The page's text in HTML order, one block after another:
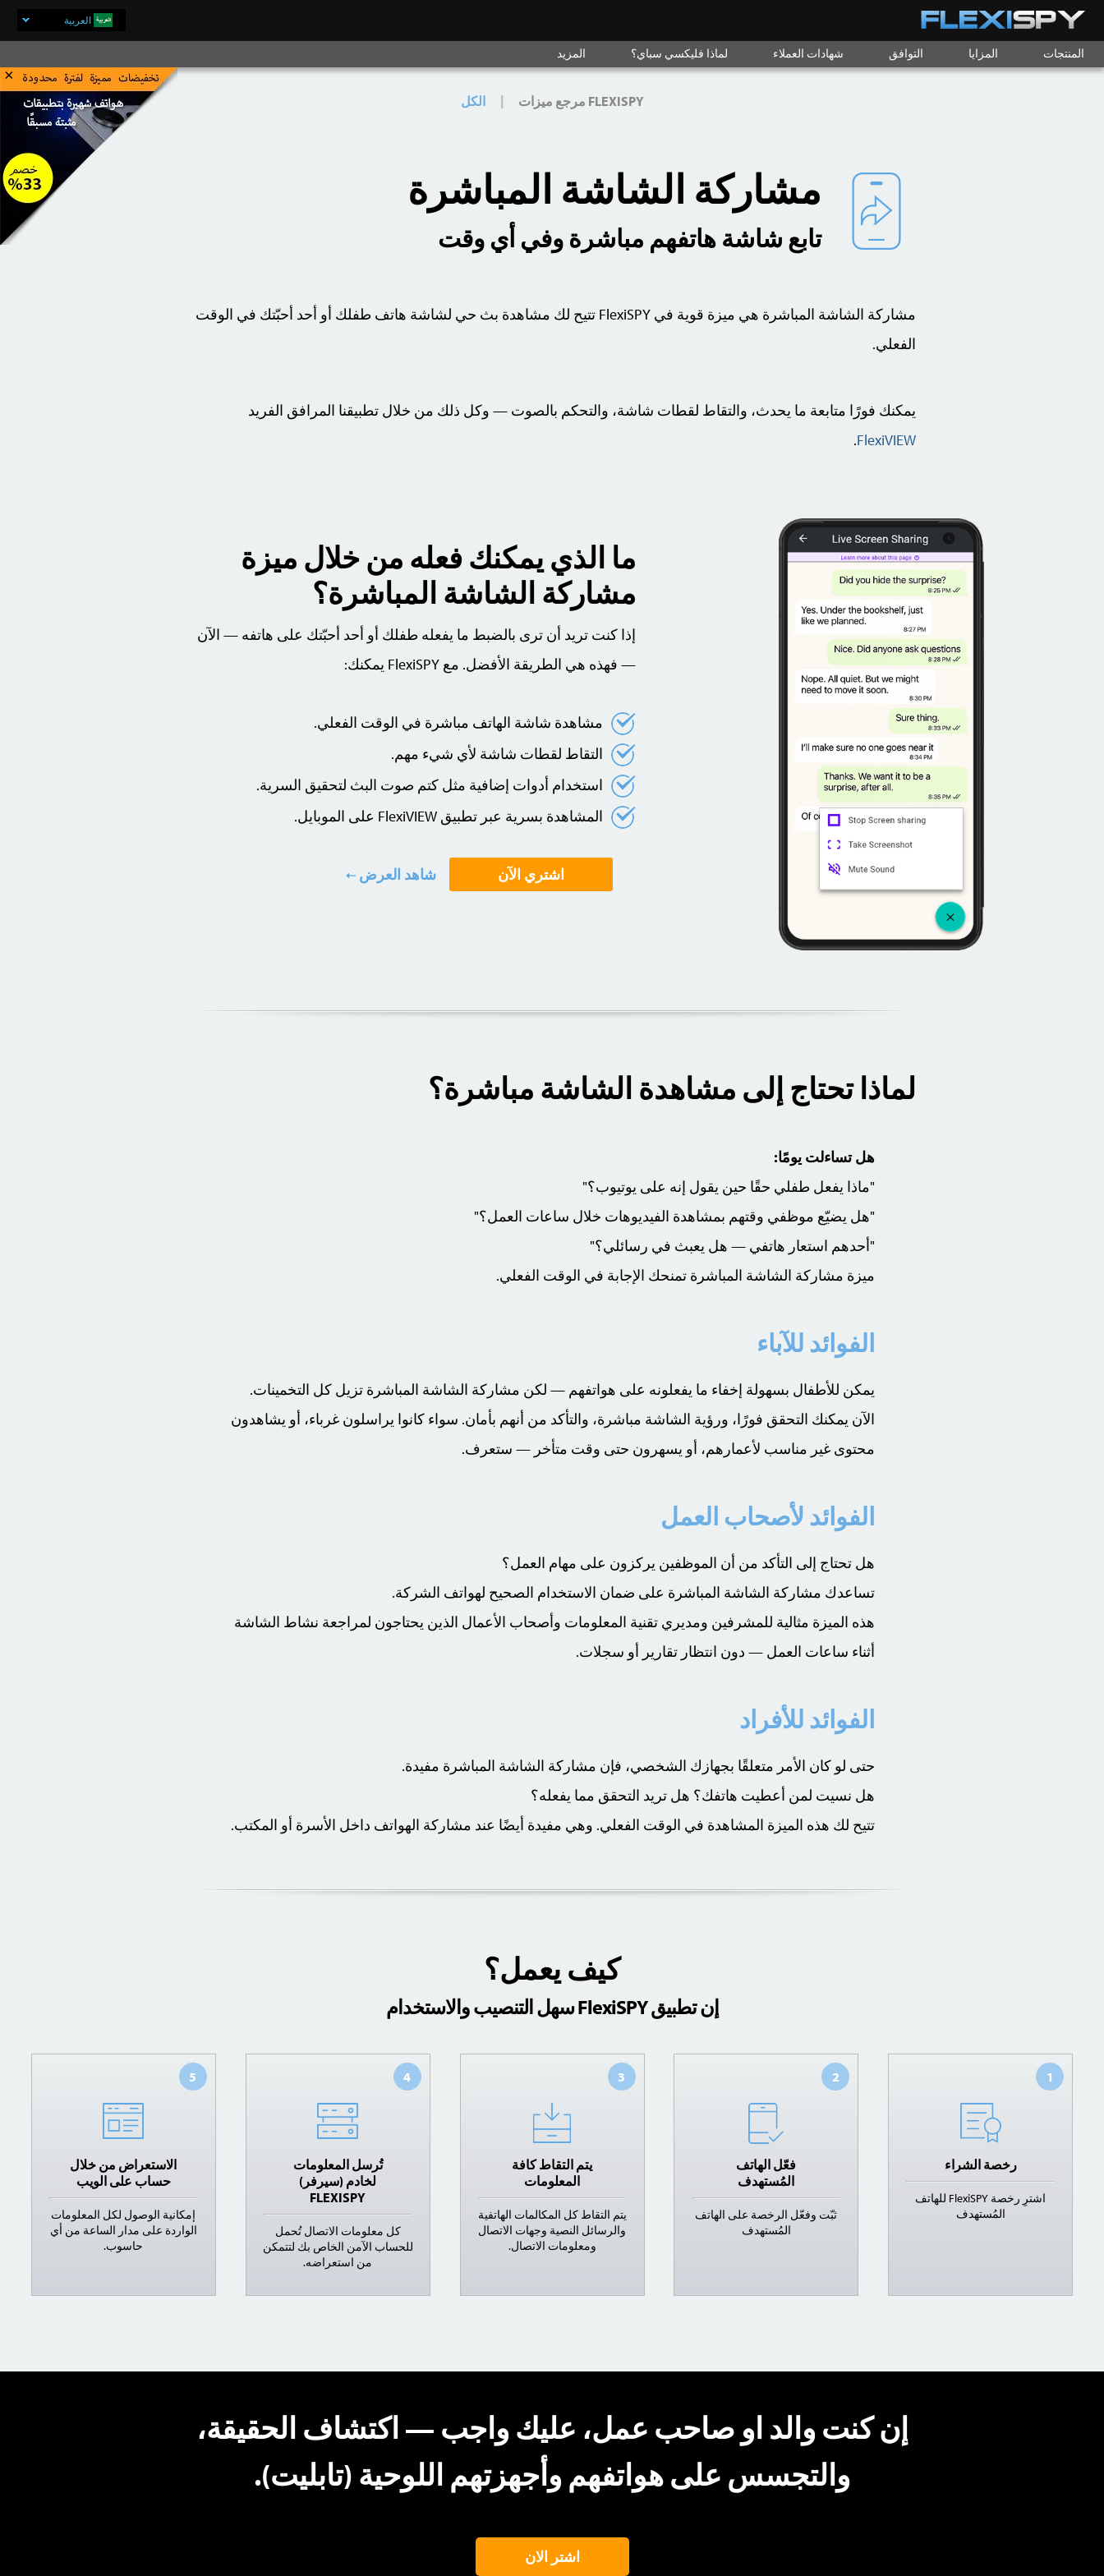
العربية
اشتري الآن
المنتجات المزايا التوافق شهادات العملاء لماذا فليكسي سباي؟ المزيد
×
FLEXISPY مرجع ميزات | الكل
مشاركة الشاشة المباشرة
تابع شاشة هاتفهم مباشرة وفي أي وقت
مشاركة الشاشة المباشرة هي ميزة قوية في FlexiSPY تتيح لك مشاهدة بث حي لشاشة هاتف طفلك أو أحد أحبّتك في الوقت
الفعلي.
يمكنك فورًا متابعة ما يحدث، والتقاط لقطات شاشة، والتحكم بالصوت — وكل ذلك من خلال تطبيقنا المرافق الفريد
FlexiVIEW
.
ما الذي يمكنك فعله من خلال ميزة
مشاركة الشاشة المباشرة؟
إذا كنت تريد أن ترى بالضبط ما يفعله طفلك أو أحد أحبّتك على هاتفه — الآن
— فهذه هي الطريقة الأفضل. مع FlexiSPY يمكنك:
مشاهدة شاشة الهاتف مباشرة في الوقت الفعلي.
التقاط لقطات شاشة لأي شيء مهم.
استخدام أدوات إضافية مثل كتم صوت البث لتحقيق السرية.
المشاهدة بسرية عبر تطبيق FlexiVIEW على الموبايل.
اشتري الآن شاهد العرض
لماذا تحتاج إلى مشاهدة الشاشة مباشرة؟
هل تساءلت يومًا:
"ماذا يفعل طفلي حقًا حين يقول إنه على يوتيوب؟"
"هل يضيّع موظفي وقتهم بمشاهدة الفيديوهات خلال ساعات العمل؟"
"أحدهم استعار هاتفي — هل يعبث في رسائلي؟"
ميزة مشاركة الشاشة المباشرة تمنحك الإجابة في الوقت الفعلي.
الفوائد للآباء
يمكن للأطفال بسهولة إخفاء ما يفعلونه على هواتفهم — لكن مشاركة الشاشة المباشرة تزيل كل التخمينات.
الآن يمكنك التحقق فورًا، ورؤية الشاشة مباشرة، والتأكد من أنهم بأمان. سواء كانوا يراسلون غرباء، أو يشاهدون
محتوى غير مناسب لأعمارهم، أو يسهرون حتى وقت متأخر — ستعرف.
الفوائد لأصحاب العمل
هل تحتاج إلى التأكد من أن الموظفين يركزون على مهام العمل؟
تساعدك مشاركة الشاشة المباشرة على ضمان الاستخدام الصحيح لهواتف الشركة.
هذه الميزة مثالية للمشرفين ومديري تقنية المعلومات وأصحاب الأعمال الذين يحتاجون لمراجعة نشاط الشاشة
أثناء ساعات العمل — دون انتظار تقارير أو سجلات.
الفوائد للأفراد
حتى لو كان الأمر متعلقًا بجهازك الشخصي، فإن مشاركة الشاشة المباشرة مفيدة.
هل نسيت لمن أعطيت هاتفك؟ هل تريد التحقق مما يفعله؟
تتيح لك هذه الميزة المشاهدة في الوقت الفعلي. وهي مفيدة أيضًا عند مشاركة الهواتف داخل الأسرة أو المكتب.
كيف يعمل؟
إن تطبيق FlexiSPY سهل التنصيب والاستخدام
1
رخصة الشراء
اشترِ رخصة FlexiSPY للهاتف
المُستهدف
2
فعّل الهاتف
المُستهدف
ثبّت وفعّل الرخصة على الهاتف
المُستهدف
3
يتم التقاط كافة
المعلومات
يتم التقاط كل المكالمات الهاتفية
والرسائل النصية وجهات الاتصال
ومعلومات الاتصال.
4
تُرسل المعلومات
لخادم (سيرفر)
FLEXISPY
كل معلومات الاتصال تُحمل
للحساب الآمن الخاص بك لتتمكن
من استعراضه.
5
الاستعراض من خلال
حساب على الويب
إمكانية الوصول لكل المعلومات
الواردة على مدار الساعة من أي
حاسوب.
إن كنت والد او صاحب عمل، عليك واجب — اكتشاف الحقيقة،
والتجسس على هواتفهم وأجهزتهم اللوحية (تابليت).
اشتر الان